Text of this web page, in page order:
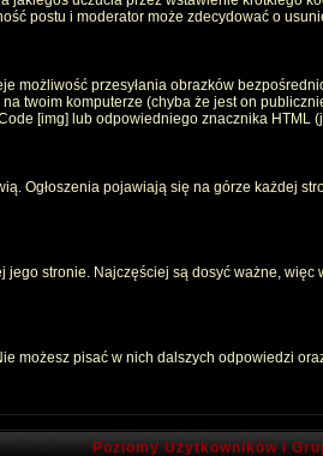
postu i moderator może zdecydować o
możliwość przesyłania obrazków
twoim komputerze (chyba że jest on
[img] lub odpowiedniego znacznika HTML
Ogłoszenia pojawiają się na górze każdej
stronie. Najczęściej są dosyć ważne,
możesz pisać w nich dalszych odpowiedzi
Poziomy Użytkowników i